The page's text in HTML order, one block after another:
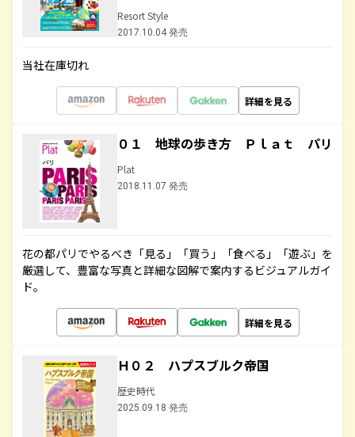
Resort Style
2017.10.04 発売
当社在庫切れ
詳細を見る
０１ 地球の歩き方 Ｐｌａｔ パリ
Plat
2018.11.07 発売
花の都パリでやるべき「見る」「買う」「食べる」「遊ぶ」を
厳選して、豊富な写真と詳細な図解で案内するビジュアルガイ
ド。
詳細を見る
Ｈ０２ ハプスブルク帝国
歴史時代
2025.09.18 発売